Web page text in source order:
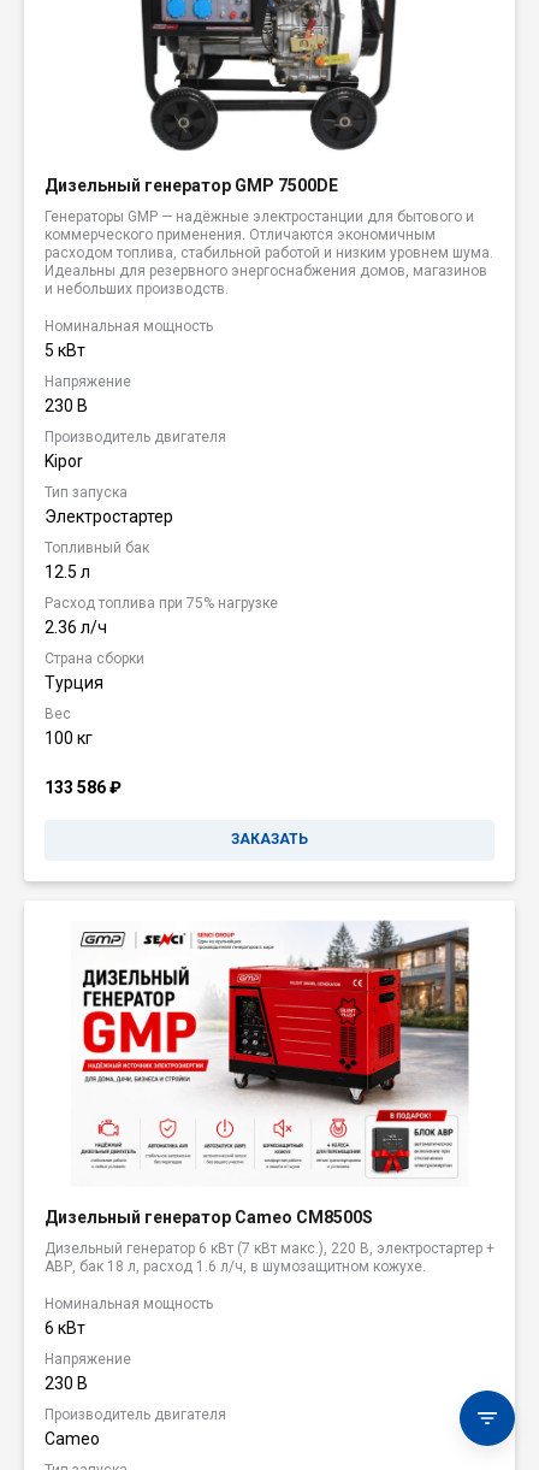
Дизельный генератор GMP 7500DE
Генераторы GMP — надёжные электростанции для бытового и
коммерческого применения. Отличаются экономичным
расходом топлива, стабильной работой и низким уровнем шума.
Идеальны для резервного энергоснабжения домов, магазинов
и небольших производств.
Номинальная мощность
5 кВт
Напряжение
230 В
Производитель двигателя
Kipor
Тип запуска
Электростартер
Топливный бак
12.5 л
Расход топлива при 75% нагрузке
2.36 л/ч
Страна сборки
Турция
Вес
100 кг
133 586₽
ЗАКАЗАТЬ
Дизельный генератор Cameo CM8500S
Дизельный генератор 6 кВт (7 кВт макс.), 220 В, электростартер +
АВР, бак 18 л, расход 1.6 л/ч, в шумозащитном кожухе.
Номинальная мощность
6 кВт
Напряжение
230 В
Производитель двигателя
Cameo